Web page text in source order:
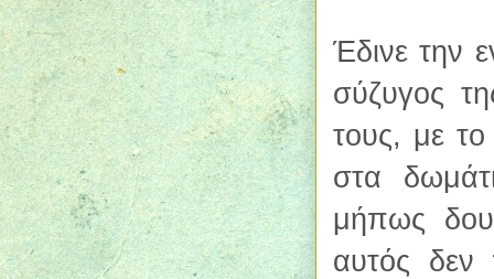
Έδινε την
σύζυγος
τους, με
στα
μήπως
αυτός δεν